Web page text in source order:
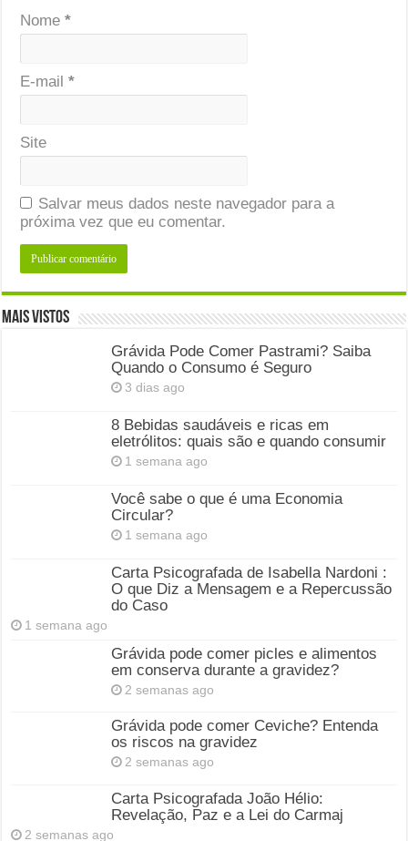
Nome*
E-mail*
Site
Salvar meus dados neste navegador para a
próxima vez que eu comentar.
Mais Vistos
Grávida Pode Comer Pastrami? Saiba
Quando o Consumo é Seguro
3 dias ago
8 Bebidas saudáveis e ricas em
eletrólitos: quais são e quando consumir
1 semana ago
Você sabe o que é uma Economia
Circular?
1 semana ago
Carta Psicografada de Isabella Nardoni :
O que Diz a Mensagem e a Repercussão
do Caso
1 semana ago
Grávida pode comer picles e alimentos
em conserva durante a gravidez?
2 semanas ago
Grávida pode comer Ceviche? Entenda
os riscos na gravidez
2 semanas ago
Carta Psicografada João Hélio:
Revelação, Paz e a Lei do Carmaj
2 semanas ago